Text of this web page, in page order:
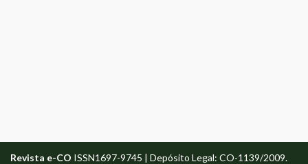
Revista e-CO ISSN1697-9745 | Depósito Legal: CO-1139/2009.